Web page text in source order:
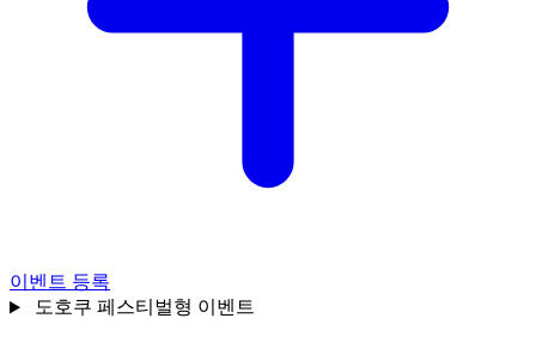
이벤트 등록
도호쿠 페스티벌형 이벤트